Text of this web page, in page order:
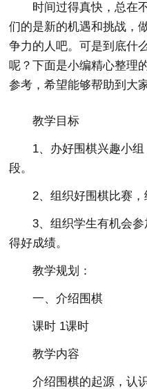
时间过得真快，总在
们的是新的机遇和挑战，
争力的人吧。可是到底什
呢？下面是小编精心整理
参考，希望能够帮助到大家
教学目标
1、办好围棋兴趣小
段。
2、组织好围棋比赛，
3、组织学生有机会
得好成绩。
教学规划：
一、介绍围棋
课时 1课时
教学内容
介绍围棋的起源，认